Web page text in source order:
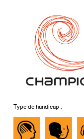
Type de handicap :
Handicap
Handicap